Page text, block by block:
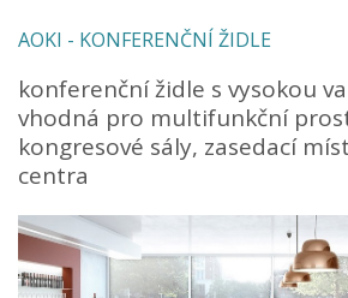
AOKI - KONFERENČNÍ ŽIDLE
konferenční židle s vysokou
vhodná pro multifunkční
kongresové sály, zasedací
centra